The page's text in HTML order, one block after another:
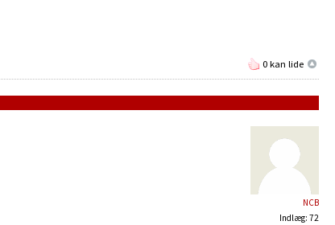
0 kan lide
NCB
Indlæg: 72